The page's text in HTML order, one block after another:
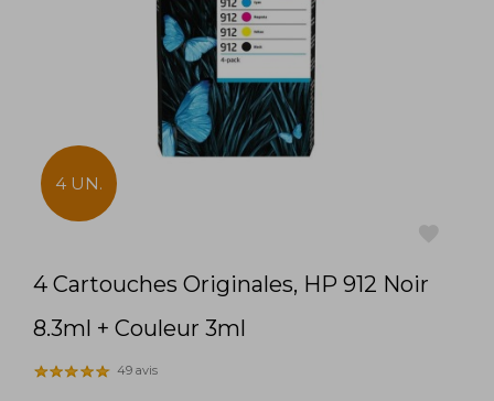
4 UN.
4 Cartouches Originales, HP 912 Noir
8.3ml + Couleur 3ml
49 avis